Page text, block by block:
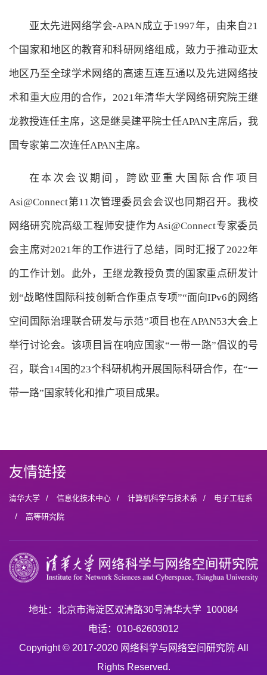
亚太先进网络学会-APAN成立于1997年，由来自21
个国家和地区的教育和科研网络组成，致力于推动亚太
地区乃至全球学术网络的高速互连互通以及先进网络技
术和重大应用的合作，2021年清华大学网络研究院王继
龙教授连任主席，这是继吴建平院士任APAN主席后，我
国专家第二次连任APAN主席。
在本次会议期间，跨欧亚重大国际合作项目
Asi@Connect第11次管理委员会会议也同期召开。我校
网络研究院高级工程师安捷作为Asi@Connect专家委员
会主席对2021年的工作进行了总结，同时汇报了2022年
的工作计划。此外，王继龙教授负责的国家重点研发计
划“战略性国际科技创新合作重点专项”“面向IPv6的网络
空间国际治理联合研发与示范”项目也在APAN53大会上
举行讨论会。该项目旨在响应国家“一带一路”倡议的号
召，联合14国的23个科研机构开展国际科研合作，在“一
带一路”国家转化和推广项目成果。
友情链接
清华大学 / 信息化技术中心 / 计算机科学与技术系 / 电子工程系
/ 高等研究院
地址：北京市海淀区双清路30号清华大学 100084
电话：010-62603012
Copyright © 2017-2020 网络科学与网络空间研究院 All
Rights Reserved.